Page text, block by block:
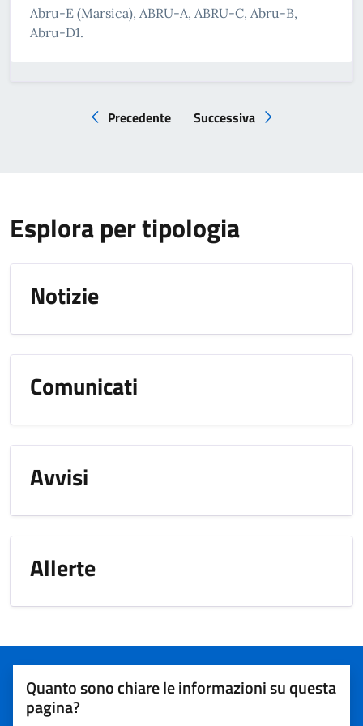
Abru-E (Marsica), ABRU-A, ABRU-C, Abru-B,
Abru-D1.
Pagina precedente
Precedente Pagina successiva
Successiva
Esplora per tipologia
Notizie
Comunicati
Avvisi
Allerte
Quanto sono chiare le informazioni su questa
pagina?